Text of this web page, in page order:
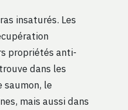
insaturés. Les
propriétés anti-
dans les
saumon, le
mais aussi dans